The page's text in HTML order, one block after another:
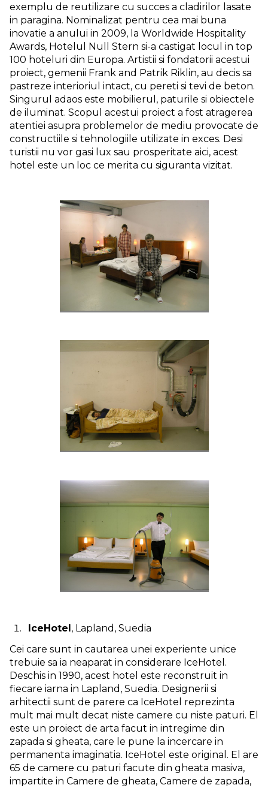
exemplu de reutilizare cu succes a cladirilor lasate
in paragina. Nominalizat pentru cea mai buna
inovatie a anului in 2009, la Worldwide Hospitality
Awards, Hotelul Null Stern si-a castigat locul in top
100 hoteluri din Europa. Artistii si fondatorii acestui
proiect, gemenii Frank and Patrik Riklin, au decis sa
pastreze interioriul intact, cu pereti si tevi de beton.
Singurul adaos este mobilierul, paturile si obiectele
de iluminat. Scopul acestui proiect a fost atragerea
atentiei asupra problemelor de mediu provocate de
constructiile si tehnologiile utilizate in exces. Desi
turistii nu vor gasi lux sau prosperitate aici, acest
hotel este un loc ce merita cu siguranta vizitat.
IceHotel, Lapland, Suedia
Cei care sunt in cautarea unei experiente unice
trebuie sa ia neaparat in considerare IceHotel.
Deschis in 1990, acest hotel este reconstruit in
fiecare iarna in Lapland, Suedia. Designerii si
arhitectii sunt de parere ca IceHotel reprezinta
mult mai mult decat niste camere cu niste paturi. El
este un proiect de arta facut in intregime din
zapada si gheata, care le pune la incercare in
permanenta imaginatia. IceHotel este original. El are
65 de camere cu paturi facute din gheata masiva,
impartite in Camere de gheata, Camere de zapada,